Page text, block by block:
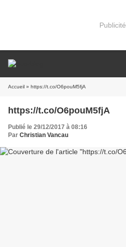
Publicité
Accueil » https://t.co/O6pouM5fjA
https://t.co/O6pouM5fjA
Publié le 29/12/2017 à 08:16
Par Christian Vancau